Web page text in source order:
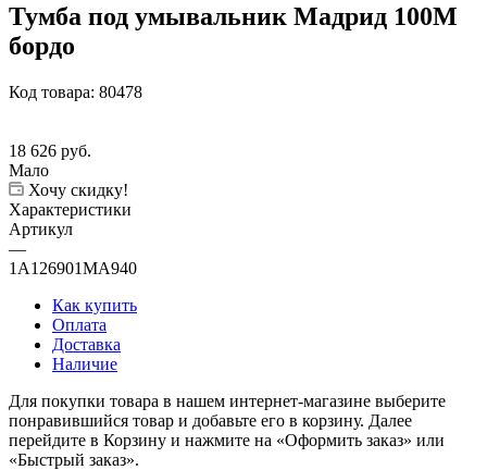
Тумба под умывальник Мадрид 100М
бордо
Код товара: 80478
18 626 руб.
Мало
Хочу скидку!
Характеристики
Артикул
—
1A126901MA940
Как купить
Оплата
Доставка
Наличие
Для покупки товара в нашем интернет-магазине выберите
понравившийся товар и добавьте его в корзину. Далее
перейдите в Корзину и нажмите на «Оформить заказ» или
«Быстрый заказ».